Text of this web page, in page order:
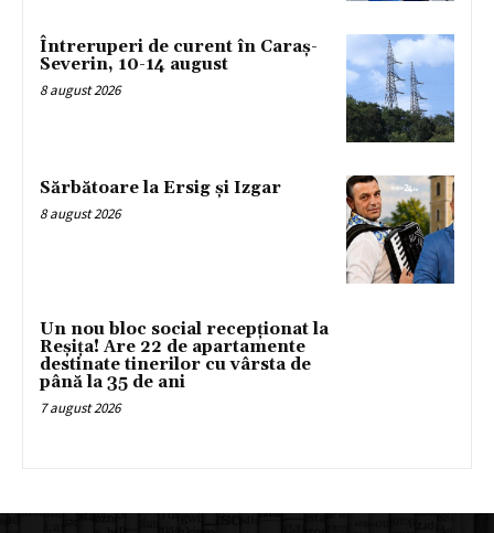
Întreruperi de curent în Caraș-
Severin, 10-14 august
8 august 2026
Sărbătoare la Ersig și Izgar
8 august 2026
Un nou bloc social recepționat la
Reșița! Are 22 de apartamente
destinate tinerilor cu vârsta de
până la 35 de ani
7 august 2026